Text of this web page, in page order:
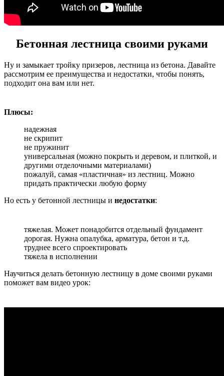
Бетонная лестница своими руками
Ну и замыкает тройку призеров, лестница из бетона. Давайте
рассмотрим ее преимущества и недостатки, чтобы понять,
подходит она вам или нет.
Плюсы:
надежная
не скрипит
не пружинит
универсальная (можно покрыть и деревом, и плиткой, и
другими отделочными материалами)
пожалуй, самая «пластичная» из лестниц. Можно
придать практически любую форму
Но есть у бетонной лестницы и недостатки:
тяжелая. Может понадобится отдельный фундамент
дорогая. Нужна опалубка, арматура, бетон и т.д.
труднее всего спроектировать
тяжела в исполнении
Научиться делать бетонную лестницу в доме своими руками
поможет вам видео урок: